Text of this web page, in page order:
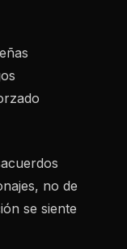
no de
se siente